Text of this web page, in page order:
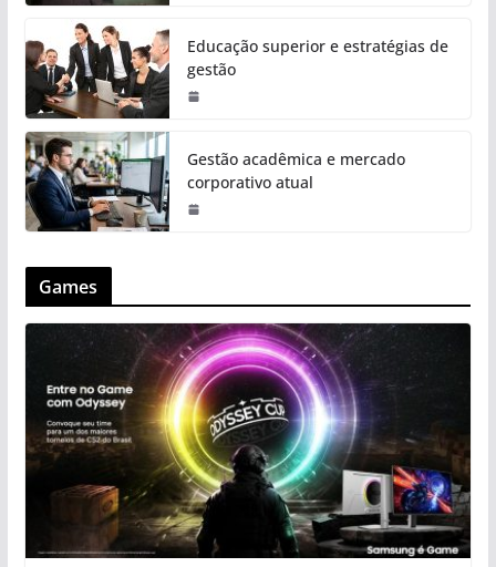
Educação superior e estratégias de
gestão
Gestão acadêmica e mercado
corporativo atual
Games